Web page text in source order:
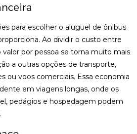
para escolher o aluguel de ônibus
Ao dividir o custo entre
valor por pessoa se torna muito mais
a outras opções de transporte,
ou voos comerciais. Essa economia
em viagens longas, onde os
pedágios e hospedagem podem